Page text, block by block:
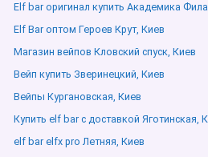
Elf bar оригинал купить Академика
Elf Bar оптом Героев Крут, Киев
Магазин вейпов Кловский спуск, Киев
Вейп купить Зверинецкий, Киев
Вейпы Кургановская, Киев
Купить elf bar с доставкой Яготинская,
elf bar elfx pro Летняя, Киев